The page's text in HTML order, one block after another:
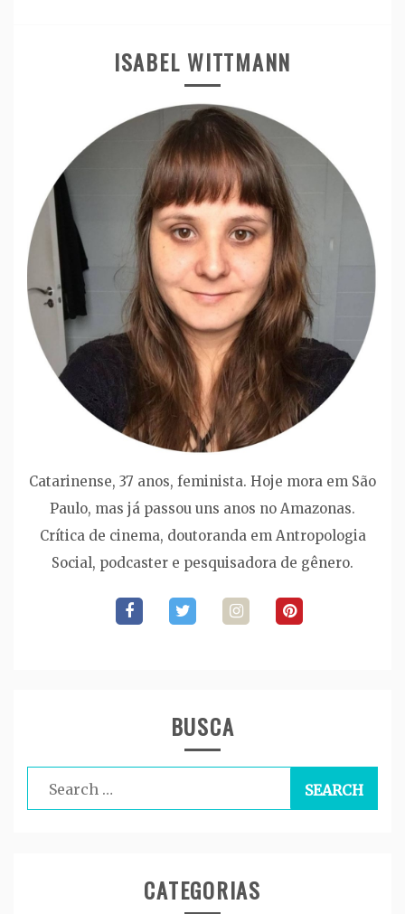
ISABEL WITTMANN
Catarinense, 37 anos, feminista. Hoje mora em São
Paulo, mas já passou uns anos no Amazonas.
Crítica de cinema, doutoranda em Antropologia
Social, podcaster e pesquisadora de gênero.
BUSCA
for:
CATEGORIAS